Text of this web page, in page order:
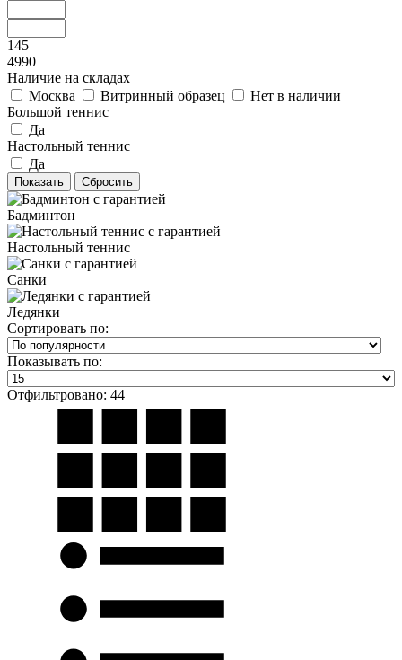
145
4990
Наличие на складах
Москва
Витринный образец
Нет в наличии
Большой теннис
Да
Настольный теннис
Да
Бадминтон
Настольный теннис
Санки
Ледянки
Сортировать по:
Показывать по:
Отфильтровано: 44